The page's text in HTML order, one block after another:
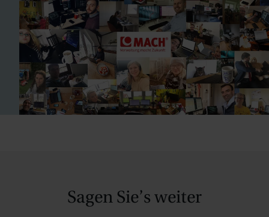
Sagen Sie’s weiter